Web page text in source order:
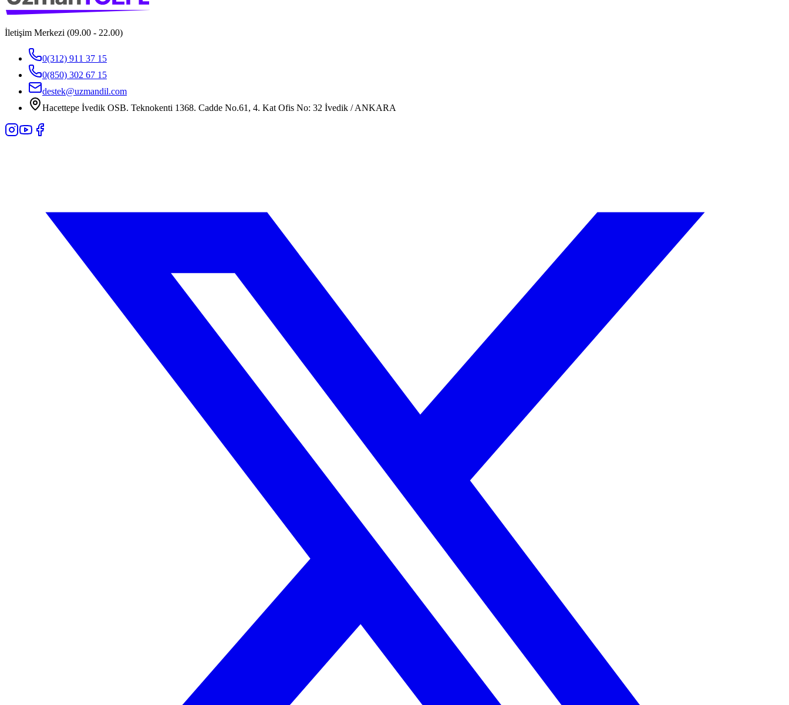
İletişim Merkezi (09.00 - 22.00)
0(312) 911 37 15
0(850) 302 67 15
destek@uzmandil.com
Hacettepe İvedik OSB. Teknokenti 1368. Cadde No.61, 4. Kat Ofis No: 32 İvedik / ANKARA